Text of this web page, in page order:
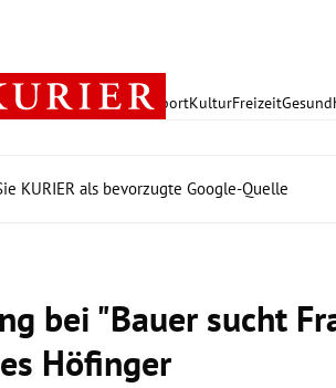
PolitikWirtschaft SportKulturFreizeit
KURIER als bevorzugte Google-Quelle
bei "Bauer sucht
Höfinger